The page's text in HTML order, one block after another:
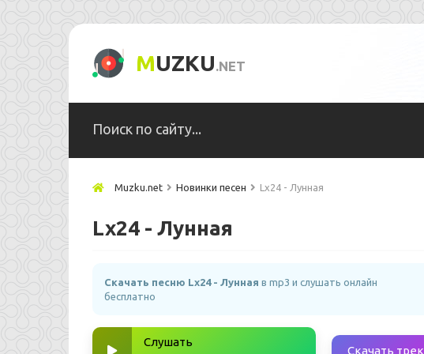
MUZKU.NET
Muzku.net Новинки песен Lx24 - Лунная
Lx24 - Лунная
Скачать песню Lx24 - Лунная в mp3 и слушать онлайн
бесплатно
Слушать
Скачать трек